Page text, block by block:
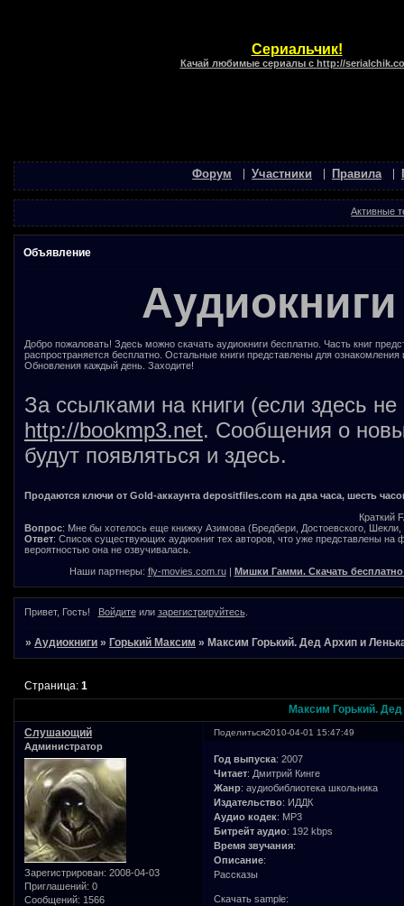
Сериальчик!
Качай любимые сериалы с http://
Форум Участники Правила
Активные
Объявление
Добро пожаловать! Здесь можно скачать аудиокниги бесплатно. Часть книг
распространяется бесплатно. Остальные книги представлены для
Обновления каждый день. Заходите!
За ссылками на книги (если здесь
http://bookmp3.net. Сообщения о
будут появляться и здесь.
Продаются ключи от Gold-аккаунта depositfiles.com на два часа, шесть
Краткий
Вопрос: Мне бы хотелось еще книжку Азимова (Бредбери, Достоевского, Шекли,
Ответ: Список существующих аудиокниг тех авторов, что уже представлены на
вероятностью она не озвучивалась.
Наши партнеры: fly-movies.com.ru| Мишки Гамми. Скачать
Привет, Гость! Войдитеили зарегистрируйтесь.
»Аудиокниги » Горький Максим » Максим Горький. Дед Архип и
Максим Горький.
Страница:1
Поделиться2010-04-01 15:47:49
Слушающий
Администратор
Зарегистрирован: 2008-04-03
Приглашений: 0
Сообщений: 1566
Год выпуска: 2007
Читает: Дмитрий Кинге
Жанр: аудиобиблиотека школьника
Издательство: ИДДК
Аудио кодек: MP3
Битрейт аудио: 192 kbps
Время звучания:
Описание:
Рассказы
Скачать sample: